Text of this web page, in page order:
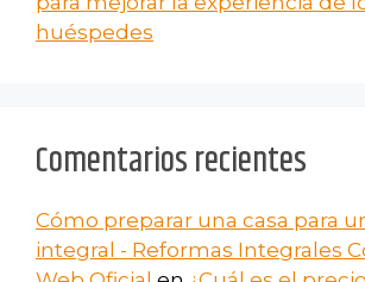
huéspedes
Comentarios recientes
Cómo preparar una casa para
integral - Reformas Integrales